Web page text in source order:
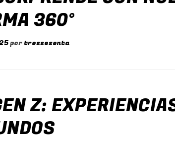
360°
portressesenta
Z: